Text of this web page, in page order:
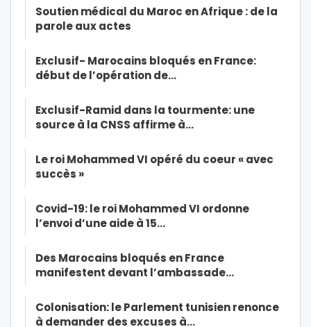
Soutien médical du Maroc en Afrique : de la
parole aux actes
Exclusif- Marocains bloqués en France:
début de l’opération de…
Exclusif-Ramid dans la tourmente: une
source à la CNSS affirme à…
Le roi Mohammed VI opéré du coeur « avec
succès »
Covid-19: le roi Mohammed VI ordonne
l’envoi d’une aide à 15…
Des Marocains bloqués en France
manifestent devant l’ambassade…
Colonisation: le Parlement tunisien renonce
à demander des excuses à…